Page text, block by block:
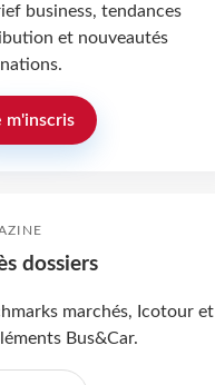
business, tendances
et nouveautés
m'inscris
dossiers
marchés, Icotour et
Bus&Car.